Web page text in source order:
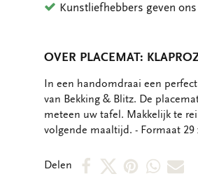
Kunstliefhebbers geven
OVER PLACEMAT:
OMSCHRIJVING
In een handomdraai een
van Bekking & Blitz. De
meteen uw tafel. Makkelijk te
volgende maaltijd. - Formaat 29
Delen
DeelDeelDeelDeel